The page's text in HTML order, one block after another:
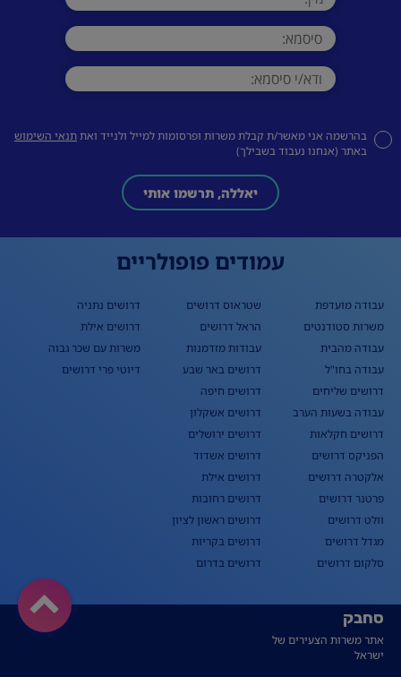
בהרשמה אני מאשר/ת קבלת משרות ופרסומות למייל ולנייד ואתתנאי השימוש
באתר (אנחנו נעבוד בשבילך)
יאללה, תרשמו אותי
עמודים פופולריים
עבודה מועדפת
משרות סטודנטים
עבודה מהבית
עבודה בחו"ל
דרושים שליחים
עבודה בשעות הערב
דרושים חקלאות
הפניקס דרושים
אלקטרה דרושים
פרטנר דרושים
וולט דרושים
מגדל דרושים
סלקום דרושים
שטראוס דרושים
הראל דרושים
עבודות מזדמנות
דרושים באר שבע
דרושים חיפה
דרושים אשקלון
דרושים ירושלים
דרושים אשדוד
דרושים אילת
דרושים רחובות
דרושים ראשון לציון
דרושים בקריות
דרושים בדרום
דרושים נתניה
דרושים אילת
משרות עם שכר גבוה
דיוטי פרי דרושים
סחבק
אתר משרות הצעירים של
ישראל